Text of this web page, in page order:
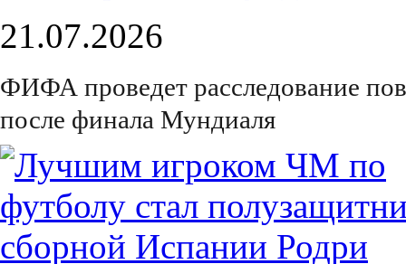
21.07.2026
ФИФА проведет расследование
после финала Мундиаля